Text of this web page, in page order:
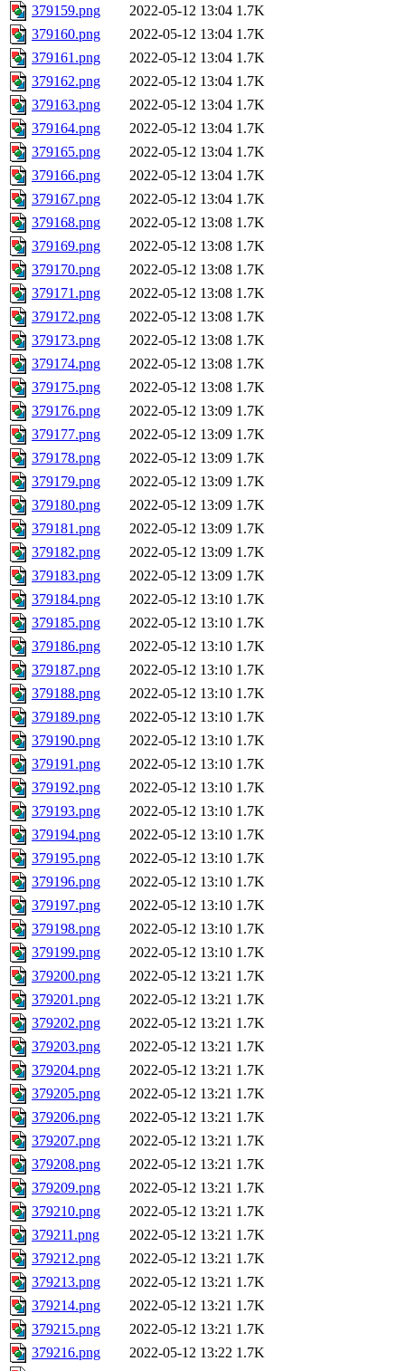
379159.png
2022-05-12 13:04 1.7K
379160.png
2022-05-12 13:04 1.7K
379161.png
2022-05-12 13:04 1.7K
379162.png
2022-05-12 13:04 1.7K
379163.png
2022-05-12 13:04 1.7K
379164.png
2022-05-12 13:04 1.7K
379165.png
2022-05-12 13:04 1.7K
379166.png
2022-05-12 13:04 1.7K
379167.png
2022-05-12 13:04 1.7K
379168.png
2022-05-12 13:08 1.7K
379169.png
2022-05-12 13:08 1.7K
379170.png
2022-05-12 13:08 1.7K
379171.png
2022-05-12 13:08 1.7K
379172.png
2022-05-12 13:08 1.7K
379173.png
2022-05-12 13:08 1.7K
379174.png
2022-05-12 13:08 1.7K
379175.png
2022-05-12 13:08 1.7K
379176.png
2022-05-12 13:09 1.7K
379177.png
2022-05-12 13:09 1.7K
379178.png
2022-05-12 13:09 1.7K
379179.png
2022-05-12 13:09 1.7K
379180.png
2022-05-12 13:09 1.7K
379181.png
2022-05-12 13:09 1.7K
379182.png
2022-05-12 13:09 1.7K
379183.png
2022-05-12 13:09 1.7K
379184.png
2022-05-12 13:10 1.7K
379185.png
2022-05-12 13:10 1.7K
379186.png
2022-05-12 13:10 1.7K
379187.png
2022-05-12 13:10 1.7K
379188.png
2022-05-12 13:10 1.7K
379189.png
2022-05-12 13:10 1.7K
379190.png
2022-05-12 13:10 1.7K
379191.png
2022-05-12 13:10 1.7K
379192.png
2022-05-12 13:10 1.7K
379193.png
2022-05-12 13:10 1.7K
379194.png
2022-05-12 13:10 1.7K
379195.png
2022-05-12 13:10 1.7K
379196.png
2022-05-12 13:10 1.7K
379197.png
2022-05-12 13:10 1.7K
379198.png
2022-05-12 13:10 1.7K
379199.png
2022-05-12 13:10 1.7K
379200.png
2022-05-12 13:21 1.7K
379201.png
2022-05-12 13:21 1.7K
379202.png
2022-05-12 13:21 1.7K
379203.png
2022-05-12 13:21 1.7K
379204.png
2022-05-12 13:21 1.7K
379205.png
2022-05-12 13:21 1.7K
379206.png
2022-05-12 13:21 1.7K
379207.png
2022-05-12 13:21 1.7K
379208.png
2022-05-12 13:21 1.7K
379209.png
2022-05-12 13:21 1.7K
379210.png
2022-05-12 13:21 1.7K
379211.png
2022-05-12 13:21 1.7K
379212.png
2022-05-12 13:21 1.7K
379213.png
2022-05-12 13:21 1.7K
379214.png
2022-05-12 13:21 1.7K
379215.png
2022-05-12 13:21 1.7K
379216.png
2022-05-12 13:22 1.7K